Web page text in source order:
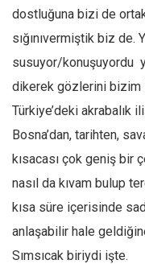
Facebook
Instagram
YouTube
Editörden
Kemal Özer
Mahmut Toptaş
Yvonne Ridley
Barış Tarımcıoğlu
Ömer Kayani
dostluğuna bizi de
sığınıvermiştik biz
susuyor/konuşuyordu
dikerek gözlerini bizim
Türkiye’deki akrabalık
Bosna’dan, tarihten,
kısacası çok geniş bir
nasıl da kıvam bulup
kısa süre içerisinde
anlaşabilir hale
Sımsıcak biriydi işte.